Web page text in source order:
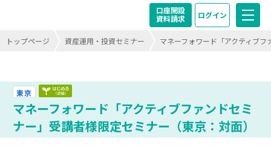
口座開設
資料請求
ログイン
トップページ 資産運用・投資セミナー マネーフォワード「アクティブ
マネーフォワード「アクティブファンドセミ
ナー」受講者様限定セミナー（東京：対面）
東京